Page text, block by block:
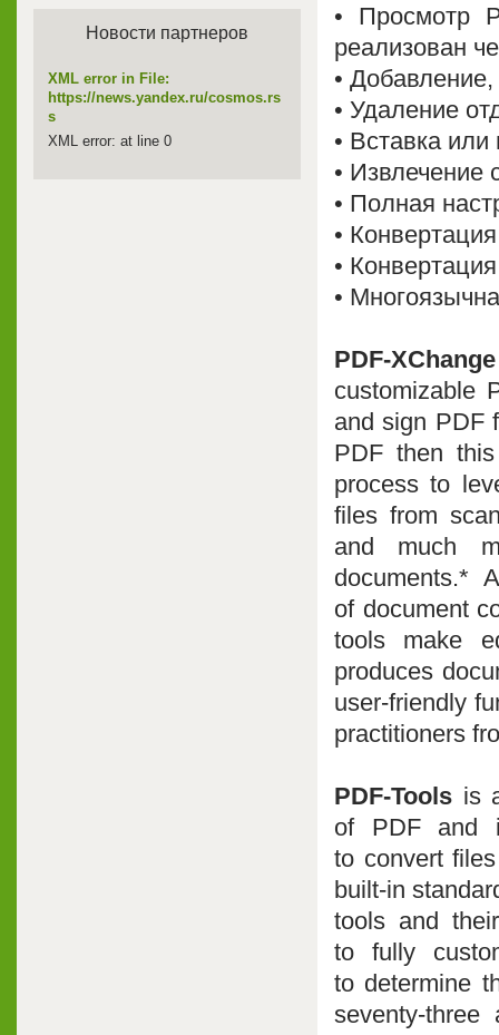
• Просмотр
реализован
•
• Удаление
• Вставка
• Извлечение
• Полная
•
•
•
PDF-
customizable
and sign PDF
PDF then
process to
files from
and much
documents.*
of document
tools make
produces
user-friendly
practitioners
PDF-Tools is
of PDF and
to convert
built-in
tools and
to fully
to determine
seventy-
Новости партнеров
XML error in File:
https://news.yandex.ru/cosmos.rs
s
XML error: at line 0